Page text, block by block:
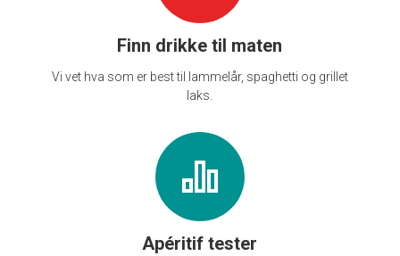
Finn drikke til maten
Vi vet hva som er best til lammelår, spaghetti og grillet
laks.
Apéritif tester